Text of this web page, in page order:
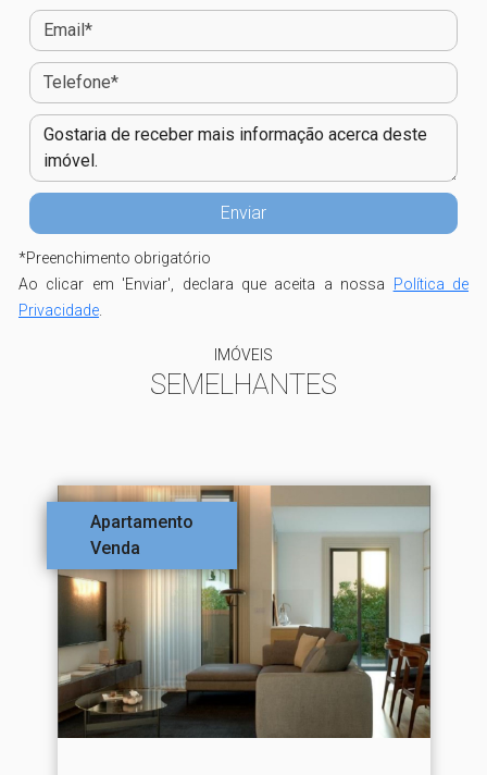
*Preenchimento obrigatório
Ao clicar em 'Enviar', declara que aceita a nossa Política de
Privacidade
IMÓVEIS
SEMELHANTES
Apartamento
Venda